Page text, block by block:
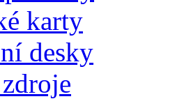
karty
desky